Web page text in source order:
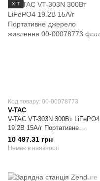
ХІТ
Код товару: 00-00078773
V-TAC
V-TAC VT-303N 300Вт LiFePO4
19.2В 15А/г Портативне
джерело живлення
10 497.31 грн
Немає в наявності